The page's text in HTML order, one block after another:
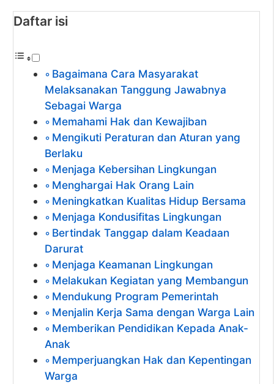
Daftar isi
Bagaimana Cara Masyarakat
Melaksanakan Tanggung Jawabnya
Sebagai Warga
Memahami Hak dan Kewajiban
Mengikuti Peraturan dan Aturan yang
Berlaku
Menjaga Kebersihan Lingkungan
Menghargai Hak Orang Lain
Meningkatkan Kualitas Hidup Bersama
Menjaga Kondusifitas Lingkungan
Bertindak Tanggap dalam Keadaan
Darurat
Menjaga Keamanan Lingkungan
Melakukan Kegiatan yang Membangun
Mendukung Program Pemerintah
Menjalin Kerja Sama dengan Warga Lain
Memberikan Pendidikan Kepada Anak-
Anak
Memperjuangkan Hak dan Kepentingan
Warga